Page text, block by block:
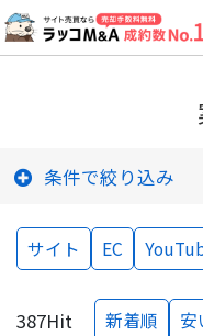
条件で絞り込み
サイト EC
387Hit 新着順 安